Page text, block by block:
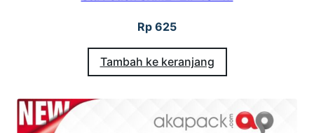
Rp 625
Tambah ke keranjang